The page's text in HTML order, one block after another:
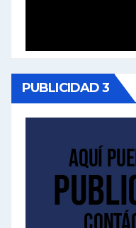
PUBLICIDAD 3